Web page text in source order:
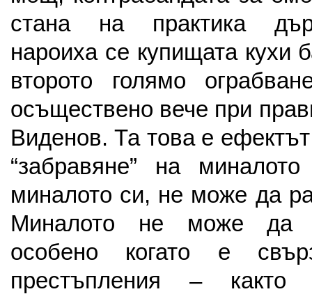
стана на практика
нароиха се купищата кухи
второто голямо
осъществено вече при
Виденов. Та това е
“забравяне” на
миналото си, не може да
Миналото не може да
особено когато е
престъпления –